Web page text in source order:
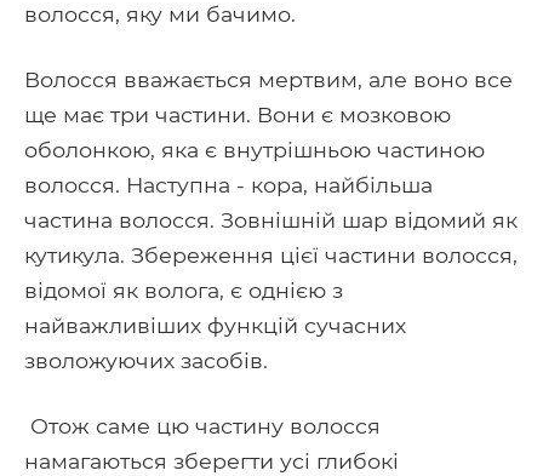
волосся, яку ми бачимо.
Волосся вважається мертвим, але воно все
ще має три частини. Вони є мозковою
оболонкою, яка є внутрішньою частиною
волосся. Наступна - кора, найбільша
частина волосся. Зовнішній шар відомий як
кутикула. Збереження цієї частини волосся,
відомої як волога, є однією з
найважливіших функцій сучасних
зволожуючих засобів.
Отож саме цю частину волосся
намагаються зберегти усі глибокі